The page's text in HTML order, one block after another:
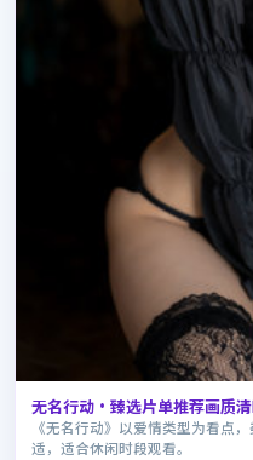
无名行动·臻选片单推荐画质
《无名行动》以爱情类型为看点
适，适合休闲时段观看。